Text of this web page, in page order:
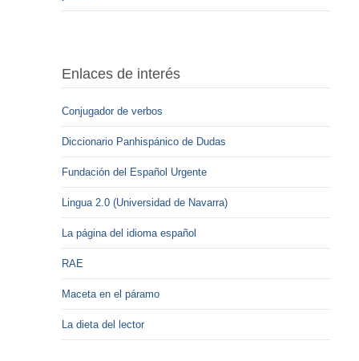
Enlaces de interés
Conjugador de verbos
Diccionario Panhispánico de Dudas
Fundación del Español Urgente
Lingua 2.0 (Universidad de Navarra)
La página del idioma español
RAE
Maceta en el páramo
La dieta del lector